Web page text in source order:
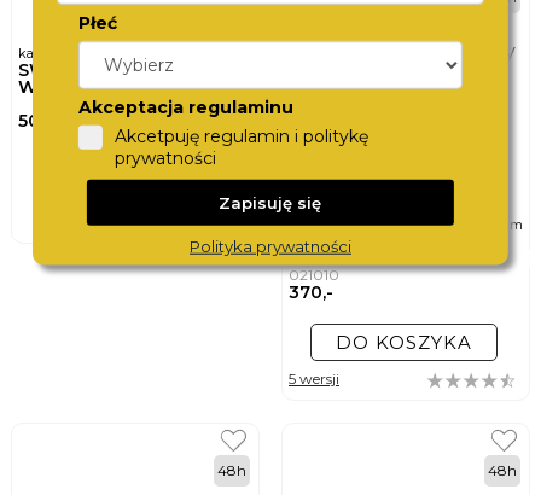
karta podarunkowa
SWISS
WATCHCARD
500,-
DO KOSZYKA
zegarek dziewczęcy 28mm
ICE-WATCH
ICE TIE AND DYE MINI
021010
370,-
DO KOSZYKA
5 wersji
48h 48h
Płeć
Akceptacja regulaminu
Akcetpuję regulamin i politykę
prywatności
Zapisuję się
Polityka prywatności